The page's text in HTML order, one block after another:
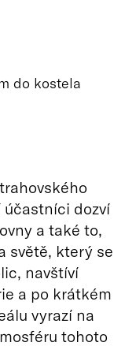
do kostela
účastníci dozví
a také to,
světě, který se
navštíví
a po krátkém
vyrazí na
tohoto